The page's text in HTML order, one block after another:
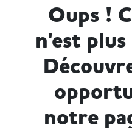
Oups !
n'est
notre